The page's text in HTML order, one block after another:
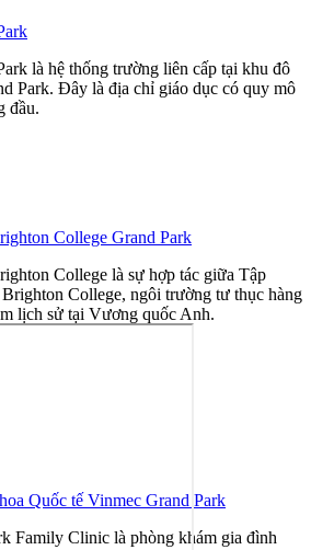
là hệ thống trường liên cấp tại khu đô
Park. Đây là địa chỉ giáo dục có quy mô
đầu.
College Grand Park
College là sự hợp tác giữa Tập
College, ngôi trường tư thục hàng
lịch sử tại Vương quốc Anh.
Quốc tế Vinmec Grand Park
Family Clinic là phòng khám gia đình